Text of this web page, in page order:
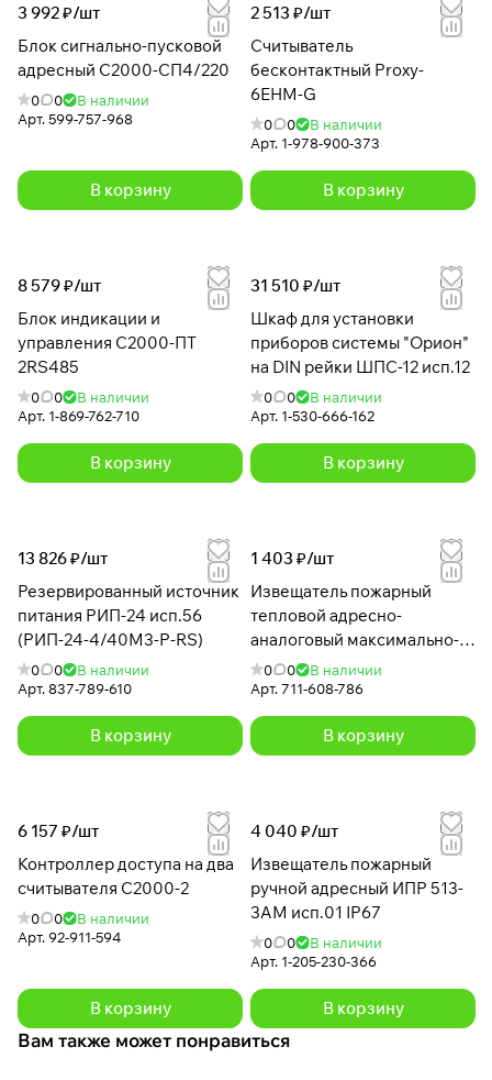
3 992 ₽/шт
Блок сигнально-пусковой
адресный С2000-СП4/220
0 0
В наличии
Арт.599-757-968
В корзину
2 513 ₽/шт
Считыватель
бесконтактный Proxy-
6EHM-G
0 0
В наличии
Арт. 1-978-900-373
В корзину
8 579 ₽/шт
Блок индикации и
управления С2000-ПТ
2RS485
0 0
В наличии
Арт. 1-869-762-710
В корзину
31 510 ₽/шт
Шкаф для установки
приборов системы "Орион"
на DIN рейки ШПС-12 исп.12
0 0
В наличии
Арт. 1-530-666-162
В корзину
13 826 ₽/шт
Резервированный источник
питания РИП-24 исп.56
(РИП-24-4/40М3-Р-RS)
0 0
В наличии
Арт.837-789-610
В корзину
1 403 ₽/шт
Извещатель пожарный
тепловой адресно-
аналоговый максимально-
дифференциальный С2000-
ИП-03
0 0
В наличии
Арт.711-608-786
В корзину
6 157 ₽/шт
Контроллер доступа на два
считывателя С2000-2
0 0
В наличии
Арт.92-911-594
В корзину
4 040 ₽/шт
Извещатель пожарный
ручной адресный ИПР 513-
3АМ исп.01 IP67
0 0
В наличии
Арт. 1-205-230-366
В корзину
Вам также может понравиться